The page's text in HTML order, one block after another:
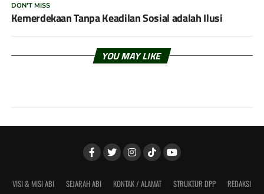
DON'T MISS
Kemerdekaan Tanpa Keadilan Sosial adalah Ilusi
YOU MAY LIKE
VISI & MISI ABI SEJARAH ABI KONTAK / ALAMAT STRUKTUR DPP
REDAKSI